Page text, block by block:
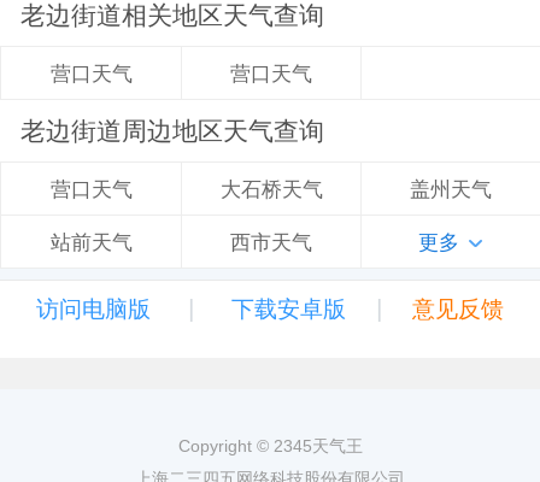
老边街道相关地区天气查询
营口天气 营口天气
老边街道周边地区天气查询
营口天气 大石桥天气 盖州天气
站前天气 西市天气 更多
访问电脑版 | 下载安卓版 | 意见反馈
Copyright © 2345天气王